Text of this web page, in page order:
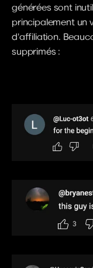
générées sont
principalement un
d'affiliation.
supprimés :